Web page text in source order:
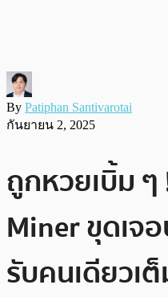
By Patiphan Santivarotai
กันยายน 2, 2025
ถูกหวยเบิ้ม
Miner ขุดเจ
รับคนเดียวเ